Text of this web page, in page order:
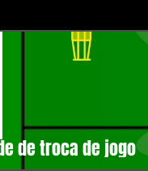
de troca de jogo